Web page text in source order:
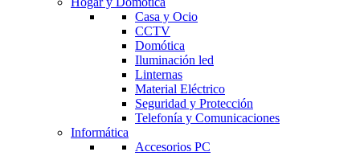
Casa y Ocio
CCTV
Domótica
Iluminación led
Linternas
Material Eléctrico
Seguridad y Protección
Telefonía y Comunicaciones
Informática
Accesorios PC